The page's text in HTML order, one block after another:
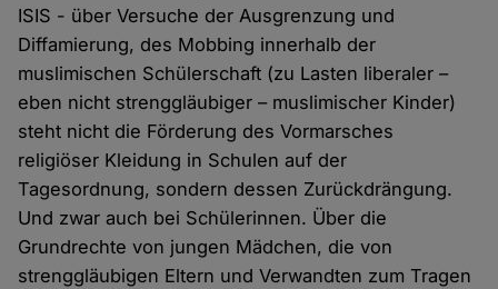
ISIS - über Versuche der Ausgrenzung und
Diffamierung, des Mobbing innerhalb der
muslimischen Schülerschaft (zu Lasten liberaler –
eben nicht strenggläubiger – muslimischer Kinder)
steht nicht die Förderung des Vormarsches
religiöser Kleidung in Schulen auf der
Tagesordnung, sondern dessen Zurückdrängung.
Und zwar auch bei Schülerinnen. Über die
Grundrechte von jungen Mädchen, die von
strenggläubigen Eltern und Verwandten zum Tragen